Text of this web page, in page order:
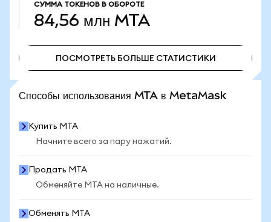
СУММА ТОКЕНОВ В ОБОРОТЕ
84,56 млн MTA
ПОСМОТРЕТЬ БОЛЬШЕ СТАТИСТИКИ
Способы использования MTA в MetaMask
Купить MTA
Начните всего за пару нажатий.
Продать MTA
Обменяйте MTA на наличные.
Обменять MTA